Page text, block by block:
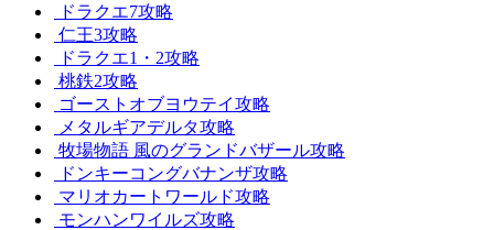
ドラクエ7攻略
仁王3攻略
ドラクエ1・2攻略
桃鉄2攻略
ゴーストオブヨウテイ攻略
メタルギアデルタ攻略
牧場物語 風のグランドバザール攻略
ドンキーコングバナンザ攻略
マリオカートワールド攻略
モンハンワイルズ攻略